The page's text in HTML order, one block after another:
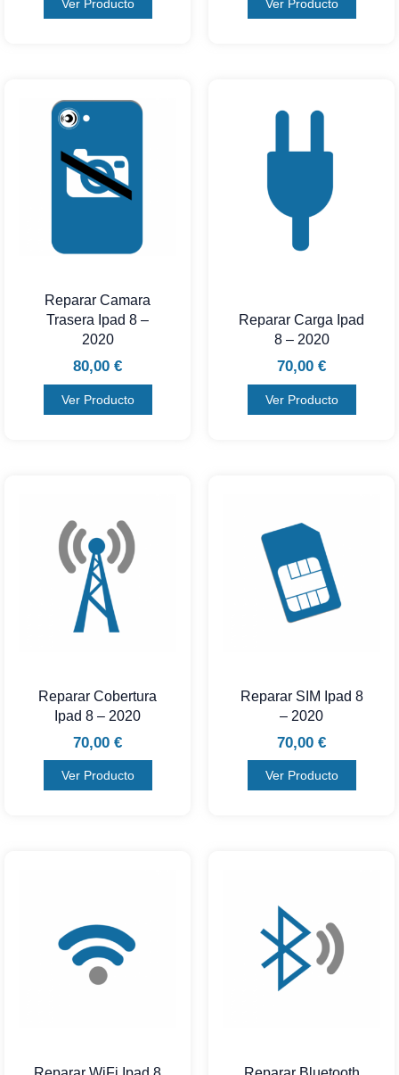
Ver Producto Ver Producto
Reparar Camara
Trasera Ipad 8 –
2020
80,00 €
Ver Producto
Reparar Carga Ipad
8 – 2020
70,00 €
Ver Producto
Reparar Cobertura
Ipad 8 – 2020
70,00 €
Ver Producto
Reparar SIM Ipad 8
– 2020
70,00 €
Ver Producto